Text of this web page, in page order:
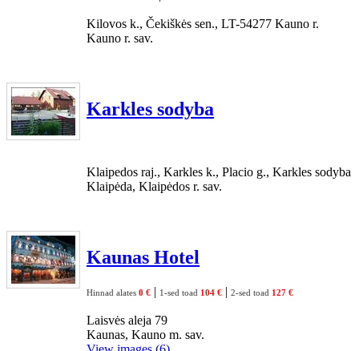
Kilovos k., Čekiškės sen., LT-54277 Kauno r.
Kauno r. sav.
Karkles sodyba
Klaipedos raj., Karkles k., Placio g., Karkles sodyba
Klaipėda, Klaipėdos r. sav.
Kaunas Hotel
Hinnad alates 0 € | 1-sed toad 104 € | 2-sed toad 127 €
Laisvės aleja 79
Kaunas, Kauno m. sav.